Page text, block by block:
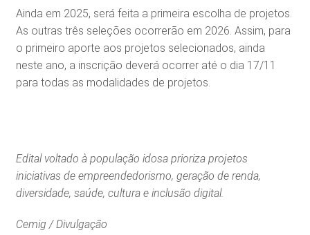
Ainda em 2025, será feita a primeira escolha de projetos.
As outras três seleções ocorrerão em 2026. Assim, para
o primeiro aporte aos projetos selecionados, ainda
neste ano, a inscrição deverá ocorrer até o dia 17/11
para todas as modalidades de projetos.
Edital voltado à população idosa prioriza projetos
iniciativas de empreendedorismo, geração de renda,
diversidade, saúde, cultura e inclusão digital.
Cemig / Divulgação